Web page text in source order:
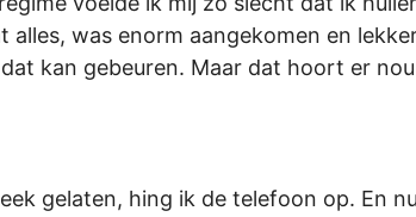
was enorm aangekomen en
kan gebeuren. Maar dat hoort er nou
gelaten, hing ik de telefoon op. En